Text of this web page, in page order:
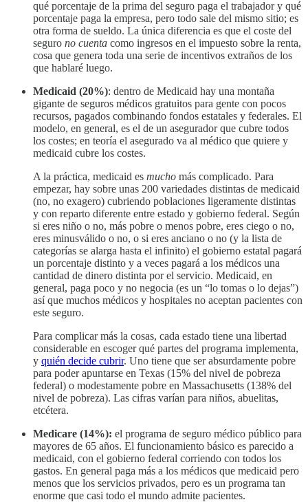
qué porcentaje de la prima del seguro paga el trabajador y qué
porcentaje paga la empresa, pero todo sale del mismo sitio; es
otra forma de sueldo. La única diferencia es que el coste del
seguro no cuenta como ingresos en el impuesto sobre la renta,
cosa que genera toda una serie de incentivos extraños de los
que hablaré luego.
Medicaid (20%): dentro de Medicaid hay una montaña
gigante de seguros médicos gratuitos para gente con pocos
recursos, pagados combinando fondos estatales y federales. El
modelo, en general, es el de un asegurador que cubre todos
los costes; en teoría el asegurado va al médico que quiere y
medicaid cubre los costes.
A la práctica, medicaid es mucho más complicado. Para
empezar, hay sobre unas 200 variedades distintas de medicaid
(no, no exagero) cubriendo poblaciones ligeramente distintas
y con reparto diferente entre estado y gobierno federal. Según
si eres niño o no, más pobre o menos pobre, eres ciego o no,
eres minusválido o no, o si eres anciano o no (y la lista de
categorías se alarga hasta el infinito) el gobierno estatal pagará
un porcentaje distinto y a veces pagará a los médicos una
cantidad de dinero distinta por el servicio. Medicaid, en
general, paga poco y no negocia (es un “lo tomas o lo dejas”)
así que muchos médicos y hospitales no aceptan pacientes con
este seguro.
Para complicar más la cosas, cada estado tiene una libertad
considerable en escoger qué partes del programa implementa,
y quién decide cubrir. Uno tiene que ser absurdamente pobre
para poder apuntarse en Texas (15% del nivel de pobreza
federal) o modestamente pobre en Massachusetts (138% del
nivel de pobreza). Las cifras varían para niños, abuelitas,
etcétera.
Medicare (14%): el programa de seguro médico público para
mayores de 65 años. El funcionamiento básico es parecido a
medicaid, con el gobierno federal corriendo con todos los
gastos. En general paga más a los médicos que medicaid pero
menos que los servicios privados, pero es un programa tan
enorme que casi todo el mundo admite pacientes.